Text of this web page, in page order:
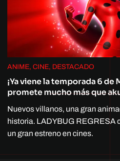
ANIME, CINE, DESTACADO
¡Ya viene la temporada 6
promete mucho más que
Nuevos villanos, una gran
historia. LADYBUG REGRESA
un gran estreno en cines.